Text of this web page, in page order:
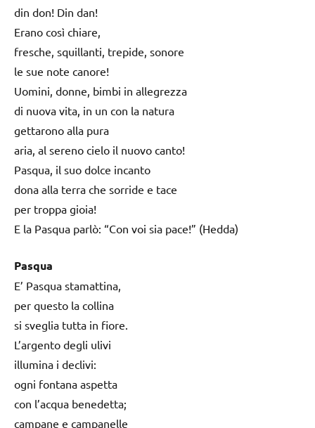
din don! Din dan!
Erano così chiare,
fresche, squillanti, trepide, sonore
le sue note canore!
Uomini, donne, bimbi in allegrezza
di nuova vita, in un con la natura
gettarono alla pura
aria, al sereno cielo il nuovo canto!
Pasqua, il suo dolce incanto
dona alla terra che sorride e tace
per troppa gioia!
E la Pasqua parlò: “Con voi sia pace!” (Hedda)
Pasqua
E’ Pasqua stamattina,
per questo la collina
si sveglia tutta in fiore.
L’argento degli ulivi
illumina i declivi:
ogni fontana aspetta
con l’acqua benedetta;
campane e campanelle